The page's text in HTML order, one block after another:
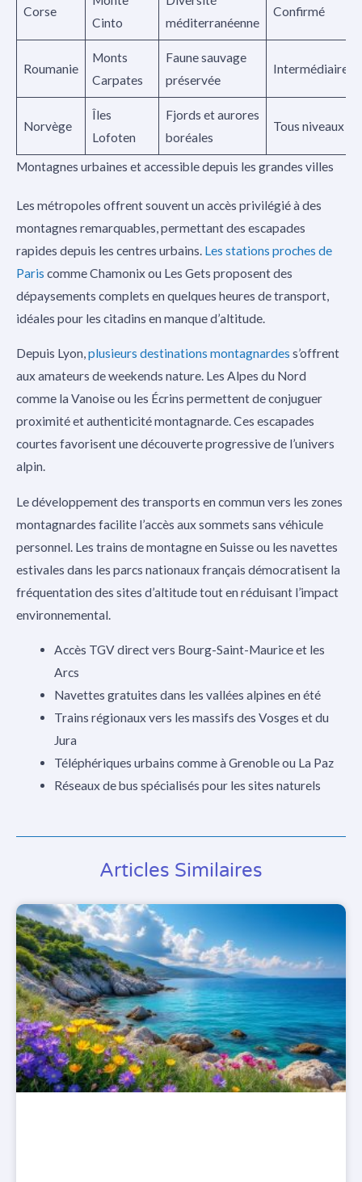
Corse
Cinto
méditerranéenne
Confirmé
Roumanie
Monts
Carpates
Faune sauvage
préservée
Intermédiaire
Norvège
Îles
Lofoten
Fjords et aurores
boréales
Tous niveaux
Montagnes urbaines et accessible depuis les grandes villes
Les métropoles offrent souvent un accès privilégié à des
montagnes remarquables, permettant des escapades
rapides depuis les centres urbains. Les stations proches de
Paris comme Chamonix ou Les Gets proposent des
dépaysements complets en quelques heures de transport,
idéales pour les citadins en manque d’altitude.
Depuis Lyon,plusieurs destinations montagnardes s’offrent
aux amateurs de weekends nature. Les Alpes du Nord
comme la Vanoise ou les Écrins permettent de conjuguer
proximité et authenticité montagnarde. Ces escapades
courtes favorisent une découverte progressive de l’univers
alpin.
Le développement des transports en commun vers les zones
montagnardes facilite l’accès aux sommets sans véhicule
personnel. Les trains de montagne en Suisse ou les navettes
estivales dans les parcs nationaux français démocratisent la
fréquentation des sites d’altitude tout en réduisant l’impact
environnemental.
Accès TGV direct vers Bourg-Saint-Maurice et les
Arcs
Navettes gratuites dans les vallées alpines en été
Trains régionaux vers les massifs des Vosges et du
Jura
Téléphériques urbains comme à Grenoble ou La Paz
Réseaux de bus spécialisés pour les sites naturels
Articles Similaires